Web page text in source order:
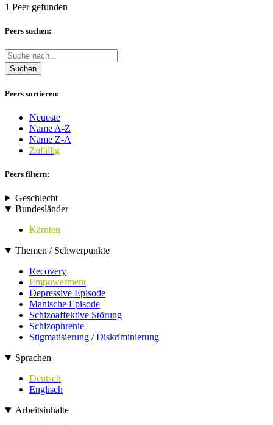
1 Peer gefunden
Peers suchen:
Suchen
Peers sortieren:
Neueste
Name A-Z
Name Z-A
Zufällig
Peers filtern:
Geschlecht
Bundesländer
Kärnten
Themen / Schwerpunkte
Recovery
Empowerment
Depressive Episode
Manische Episode
Schizoaffektive Störung
Schizophrenie
Stigmatisierung / Diskriminierung
Sprachen
Deutsch
Englisch
Arbeitsinhalte